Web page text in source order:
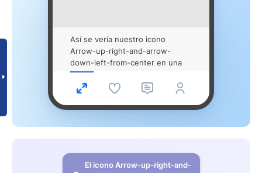
Así se vería nuestro icono
Arrow-up-right-and-arrow-
down-left-from-center en una
app para movil
El icono Arrow-up-right-and-